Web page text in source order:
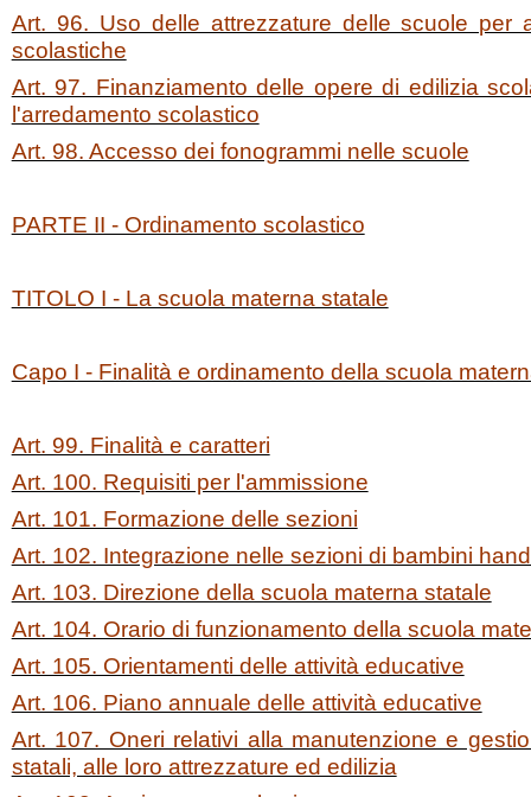
Art. 96. Uso delle attrezzature delle scuole per
scolastiche
Art. 97. Finanziamento delle opere di edilizia
l'arredamento scolastico
Art. 98. Accesso dei fonogrammi nelle scuole
PARTE II - Ordinamento scolastico
TITOLO I - La scuola materna statale
Capo I - Finalità e ordinamento della scuola
Art. 99. Finalità e caratteri
Art. 100. Requisiti per l'ammissione
Art. 101. Formazione delle sezioni
Art. 102. Integrazione nelle sezioni di bambini
Art. 103. Direzione della scuola materna statale
Art. 104. Orario di funzionamento della scuola
Art. 105. Orientamenti delle attività educative
Art. 106. Piano annuale delle attività educative
Art. 107. Oneri relativi alla manutenzione e
statali, alle loro attrezzature ed edilizia